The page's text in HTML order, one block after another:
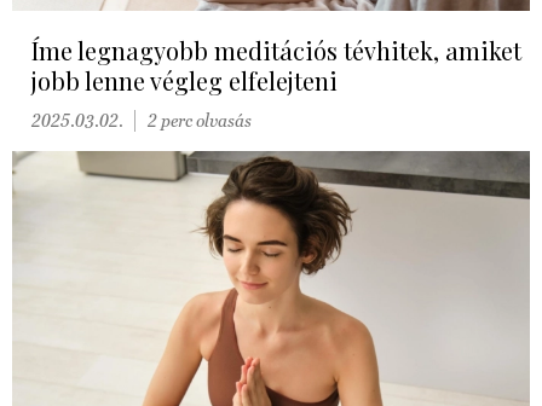
Íme legnagyobb meditációs tévhitek, amiket
jobb lenne végleg elfelejteni
2025.03.02. 2 perc olvasás